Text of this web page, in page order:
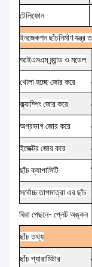
টেলিফোন
ইনজেকশনছাঁচনির্মাণযন্ত্র
আইএমএমব্র্যান্ড ও মডেল
খোলা হচ্ছেজোর করে
ক্ল্যাম্পিংজোর করে
অগ্রভাগজোর করে
ইজেক্টরজোর করে
ছাঁচক্যাপাসিটি
সর্বোচ্চতাপমাত্রাএরছাঁচ
ঘিরাপেছনে-প্লেটঅঙ্কন
ছাঁচতথ্য
ছাঁচপ্যারামিটার